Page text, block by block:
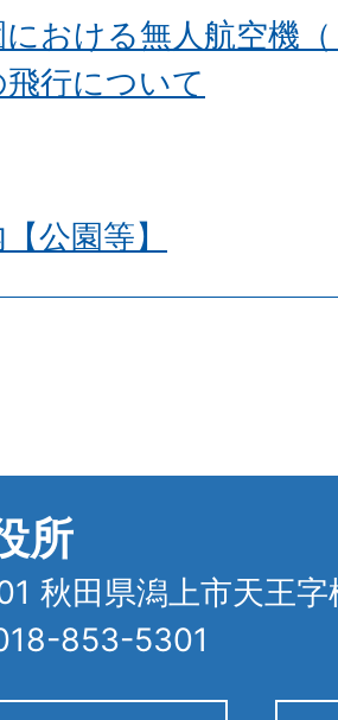
おける無人航空機
行について
公園等】
所
秋田県潟上市天王
853-5301